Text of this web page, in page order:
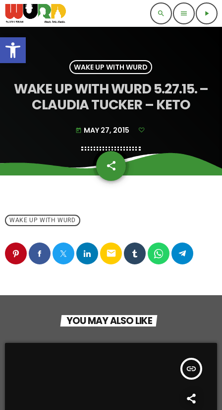
Open toolbar
search menu play_arrow
WAKE UP WITH WURD
WAKE UP WITH WURD 5.27.15. –
CLAUDIA TUCKER – KETO
today MAY 27, 2015
share
email
WAKE UP WITH WURD
email
YOU MAY ALSO LIKE
insert_link